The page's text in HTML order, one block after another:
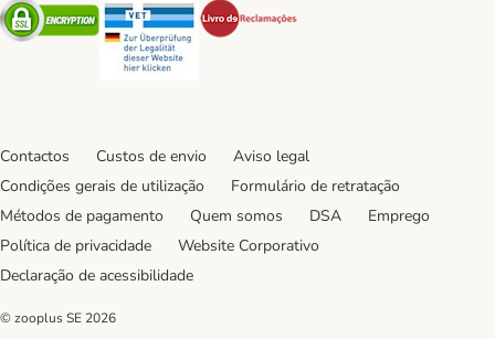
Security Security
Contactos Custos de envio
Aviso legal
Condições gerais de utilização
Formulário de retratação
Métodos de pagamento
Quem somos DSA
Emprego
Política de privacidade
Website Corporativo
Declaração de acessibilidade
© zooplus SE 2026